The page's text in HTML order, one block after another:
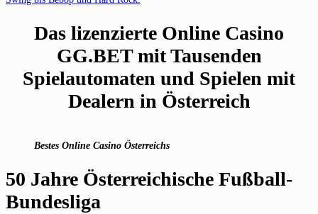
Das lizenzierte Online Casino
GG.BET mit Tausenden
Spielautomaten und Spielen mit
Dealern in Österreich
Bestes Online Casino Österreichs
50 Jahre Österreichische Fußball-
Bundesliga